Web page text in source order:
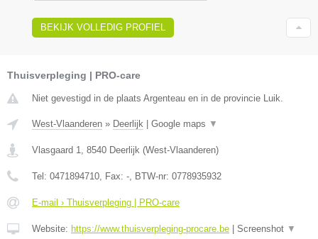
BEKIJK VOLLEDIG PROFIEL
Thuisverpleging | PRO-care
Niet gevestigd in de plaats Argenteau en in de provincie Luik.
West-Vlaanderen » Deerlijk | Google maps ▼
Vlasgaard 1 8540 Deerlijk (West-Vlaanderen)
Tel: 0471894710 , Fax: - , BTW-nr: 0778935932
E-mail › Thuisverpleging | PRO-care
Website: https://www.thuisverpleging-procare.be | Screenshot ▼